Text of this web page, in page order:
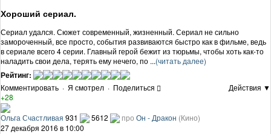
Хороший сериал.
Сериал удался. Сюжет современный, жизненный. Сериал не сильно
замороченный, все просто, события развиваются быстро как в фильме, ведь
в сериале всего 4 серии. Главный герой бежит из тюрьмы, чтобы хоть как-то
наладить свои дела, терять ему нечего, по ...(читать далее)
Рейтинг:
Комментировать · Я смотрел · Поделиться
Действия ▼
+28
Ольга Счастливая 931 5612 про Он - Дракон (Кино)
27 декабря 2016 в 10:00